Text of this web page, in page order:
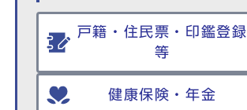
戸籍・住民票・印鑑登録
等
健康保険・年金